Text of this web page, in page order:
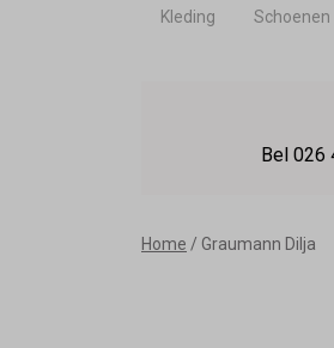
Kleding Schoenen
Bel 026
Home Graumann Dilja